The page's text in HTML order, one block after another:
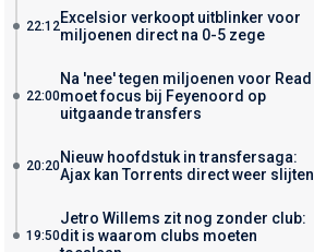
22:12Excelsior verkoopt uitblinker voor
miljoenen direct na 0-5 zege
22:00
Na 'nee' tegen miljoenen voor Read
moet focus bij Feyenoord op
uitgaande transfers
20:20Nieuw hoofdstuk in transfersaga:
Ajax kan Torrents direct weer slijten
19:50
Jetro Willems zit nog zonder club:
dit is waarom clubs moeten